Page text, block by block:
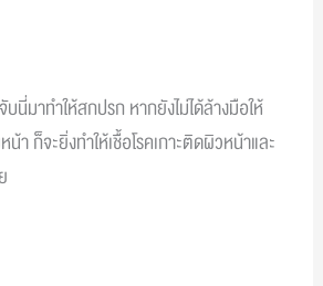
บนี่มาทำให้สกปรก หากยังไม่ได้ล้างมือให้
า ก็จะยิ่งทำให้เชื้อโรคเกาะติดผิวหน้าและ